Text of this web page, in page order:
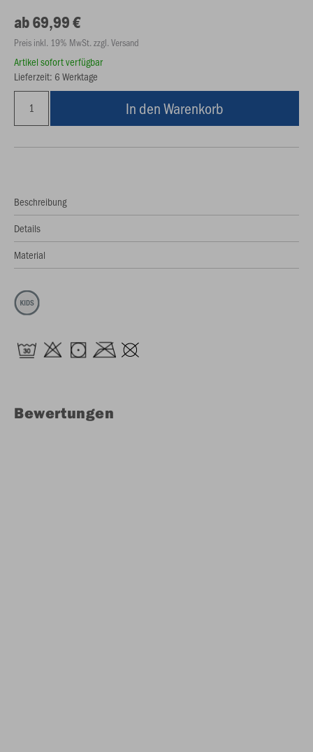
ab 69,99 €
Preis inkl. 19% MwSt. zzgl. Versand
Artikel sofort verfügbar
Lieferzeit: 6 Werktage
In den Warenkorb
Beschreibung
Details
Material
Bewertungen